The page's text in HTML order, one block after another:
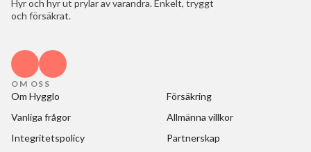
Hyr och hyr ut prylar av varandra. Enkelt, tryggt
och försäkrat.
OM OSS
Om Hygglo
Försäkring
Vanliga frågor
Allmänna villkor
Integritetspolicy
Partnerskap